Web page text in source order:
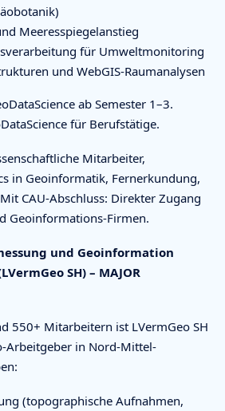
Meeresspiegelanstieg
für Umweltmonitoring
und WebGIS-Raumanalysen
ab Semester 1–3.
für Berufstätige.
Mitarbeiter,
in Geoinformatik, Fernerkundung,
CAU-Abschluss: Direkter Zugang
Geoinformations-Firmen.
und Geoinformation
SH) – MAJOR
550+ Mitarbeitern ist LVermGeo SH
Arbeitgeber in Nord-Mittel-
(topographische Aufnahmen,